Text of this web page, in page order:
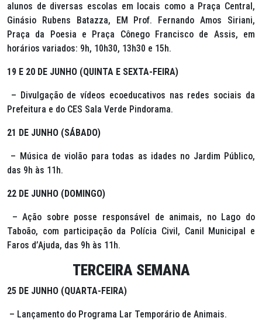
alunos de diversas escolas em locais como a Praça Central,
Ginásio Rubens Batazza, EM Prof. Fernando Amos Siriani,
Praça da Poesia e Praça Cônego Francisco de Assis, em
horários variados: 9h, 10h30, 13h30 e 15h.
19 E 20 DE JUNHO (QUINTA E SEXTA-FEIRA)
– Divulgação de vídeos ecoeducativos nas redes sociais da
Prefeitura e do CES Sala Verde Pindorama.
21 DE JUNHO (SÁBADO)
– Música de violão para todas as idades no Jardim Público,
das 9h às 11h.
22 DE JUNHO (DOMINGO)
– Ação sobre posse responsável de animais, no Lago do
Taboão, com participação da Polícia Civil, Canil Municipal e
Faros d’Ajuda, das 9h às 11h.
TERCEIRA SEMANA
25 DE JUNHO (QUARTA-FEIRA)
– Lançamento do Programa Lar Temporário de Animais.